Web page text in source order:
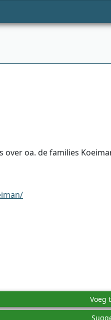
oa. de families
Voeg